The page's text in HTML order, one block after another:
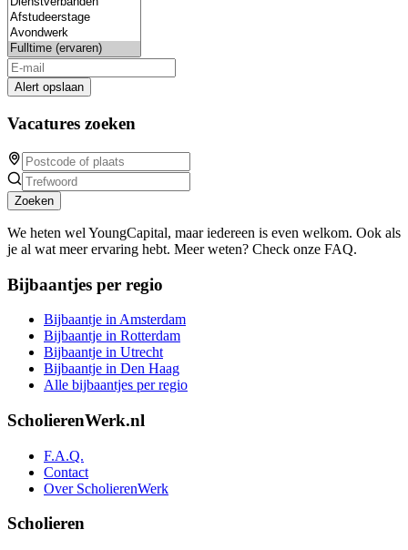
Alert opslaan
Vacatures zoeken
Zoeken
We heten wel YoungCapital, maar iedereen is even welkom. Ook als
je al wat meer ervaring hebt. Meer weten? Check onze FAQ.
Bijbaantjes per regio
Bijbaantje in Amsterdam
Bijbaantje in Rotterdam
Bijbaantje in Utrecht
Bijbaantje in Den Haag
Alle bijbaantjes per regio
ScholierenWerk.nl
F.A.Q.
Contact
Over ScholierenWerk
Scholieren